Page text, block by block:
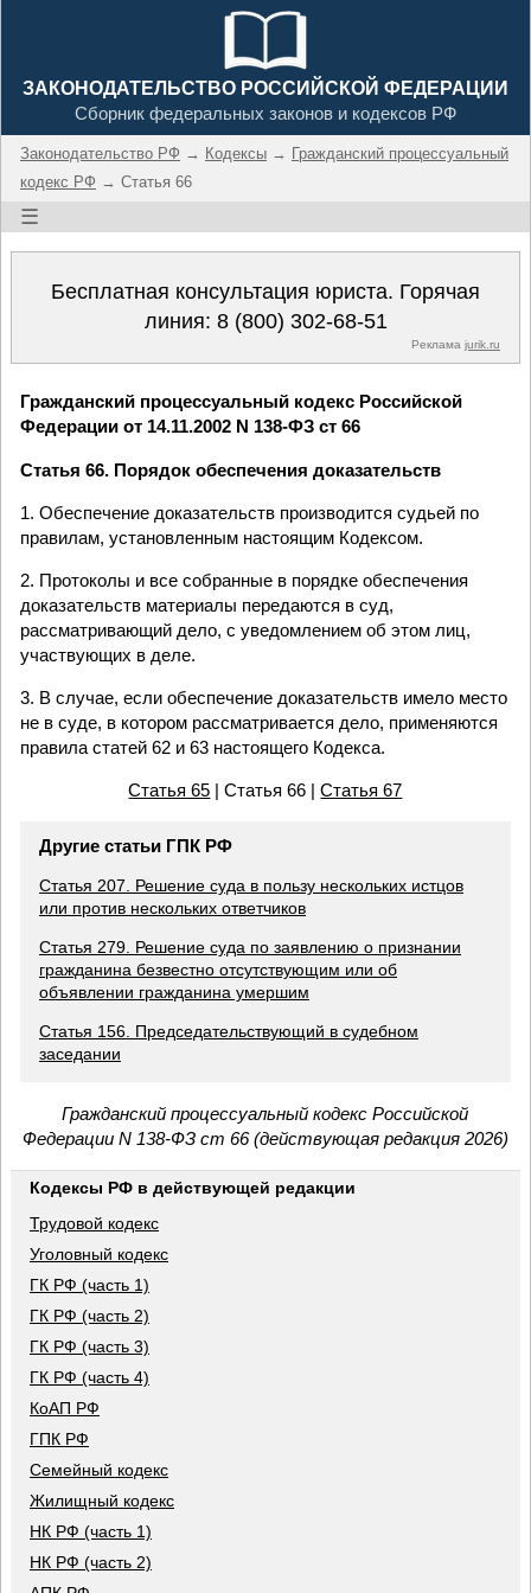
ЗАКОНОДАТЕЛЬСТВО РОССИЙСКОЙ ФЕДЕРАЦИИ
Сборник федеральных законов и кодексов РФ
Законодательство РФ → Кодексы → Гражданский процессуальный
кодекс РФ → Статья 66
☰
Бесплатная консультация юриста. Горячая
линия: 8 (800) 302-68-51
Реклама jurik.ru
Гражданский процессуальный кодекс Российской
Федерации от 14.11.2002 N 138-ФЗ ст 66
Статья 66. Порядок обеспечения доказательств
1. Обеспечение доказательств производится судьей по
правилам, установленным настоящим Кодексом.
2. Протоколы и все собранные в порядке обеспечения
доказательств материалы передаются в суд,
рассматривающий дело, с уведомлением об этом лиц,
участвующих в деле.
3. В случае, если обеспечение доказательств имело место
не в суде, в котором рассматривается дело, применяются
правила статей 62 и 63 настоящего Кодекса.
Статья 65 | Статья 66 |Статья 67
Другие статьи ГПК РФ
Статья 207. Решение суда в пользу нескольких истцов
или против нескольких ответчиков
Статья 279. Решение суда по заявлению о признании
гражданина безвестно отсутствующим или об
объявлении гражданина умершим
Статья 156. Председательствующий в судебном
заседании
Гражданский процессуальный кодекс Российской
Федерации N 138-ФЗ ст 66 (действующая редакция 2026)
Кодексы РФ в действующей редакции
Трудовой кодекс
Уголовный кодекс
ГК РФ (часть 1)
ГК РФ (часть 2)
ГК РФ (часть 3)
ГК РФ (часть 4)
КоАП РФ
ГПК РФ
Семейный кодекс
Жилищный кодекс
НК РФ (часть 1)
НК РФ (часть 2)